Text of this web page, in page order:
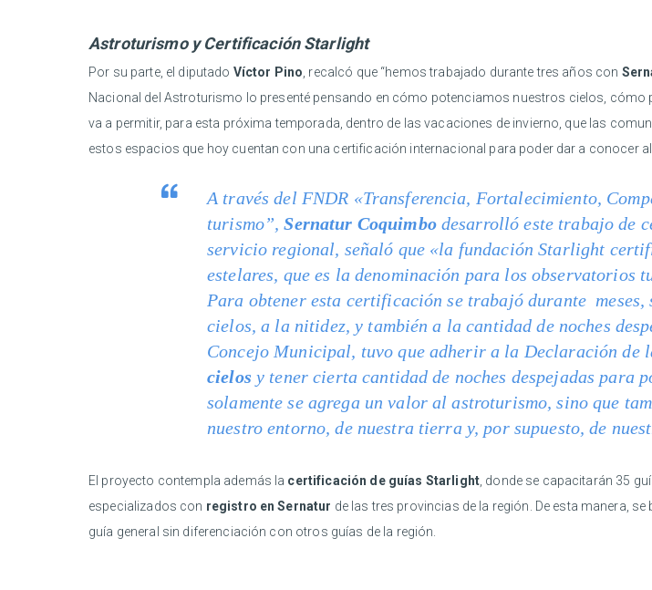
Astroturismo y Certificación Starlight
Por su parte, el diputado Víctor Pino, recalcó que “hemos trabajado durante tres años con
Nacional del Astroturismo lo presenté pensando en cómo potenciamos nuestros cielos,
va a permitir, para esta próxima temporada, dentro de las vacaciones de invierno, que las
estos espacios que hoy cuentan con una certificación internacional para poder dar a conocer
A través del FNDR «Transferencia, Fortalecimiento,
turismo”,Sernatur Coquimbodesarrolló este trabajo de
servicio regional, señaló que «la fundación Starlight
estelares, que es la denominación para los
Para obtener esta certificación se trabajó durante
cielos, a la nitidez, y también a la cantidad de noches
Concejo Municipal, tuvo que adherir a la Declaración de
cielos y tener cierta cantidad de noches despejadas para
solamente se agrega un valor al astroturismo, sino que
nuestro entorno, de nuestra tierra y, por supuesto, de
El proyecto contempla además la certificación de guías Starlight, donde se capacitarán 35
especializados con registro en Sernatur de las tres provincias de la región. De esta manera,
guía general sin diferenciación con otros guías de la región.